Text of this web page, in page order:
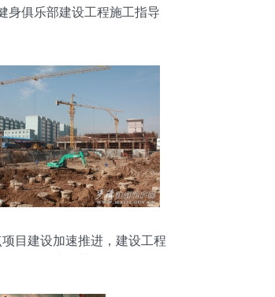
身俱乐部建设工程施工指导
目建设加速推进，建设工程